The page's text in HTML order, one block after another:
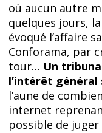
où aucun autre
quelques jours,
évoqué l’affaire
Conforama, par
tour… Un
l’intérêt général
l’aune de
internet
possible de juger